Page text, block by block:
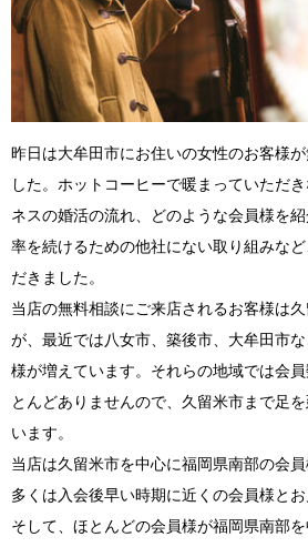
昨日は大牟田市にお住いの女性のお客様
した。ホットコーヒーで暖まっていただ
ネスの婚活の流れ、どのような会員様を
率を続けるための他社にない取り組みな
だきました。
当店の無料相談にご来店されるお客様は
が、最近では八女市、築後市、大牟田市
様が増えています。それらの地域では会
とんどありませんので、久留米市まで足
います。
当店は久留米市を中心に福岡県南部の会
多くは入会後早い時期に近くの会員様とお
そして、ほとんどの会員様が福岡県南部